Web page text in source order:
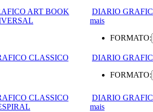
DIARIO
mais
FORMATO:
DIARIO
FORMATO:
DIARIO
mais